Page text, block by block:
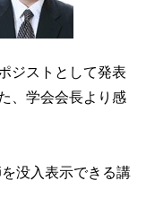
ジストとして発表
、学会会長より感
没入表示できる講